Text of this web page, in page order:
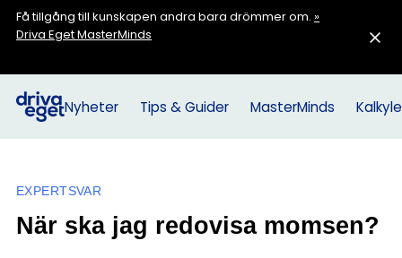
Få tillgång till kunskapen andra bara drömmer om. »
Driva Eget MasterMinds
Nyheter Tips & Guider MasterMinds
EXPERTSVAR
När ska jag redovisa momsen?